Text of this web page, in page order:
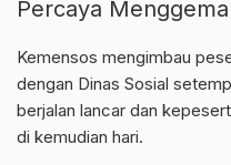
Percaya Menggema
Kemensos mengimbau
dengan Dinas Sosial
berjalan lancar dan
di kemudian hari.